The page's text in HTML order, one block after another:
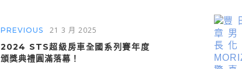
PREVIOUS 21 3 月 2025
2024 STS超級房車全國系列賽年度
頒獎典禮圓滿落幕！